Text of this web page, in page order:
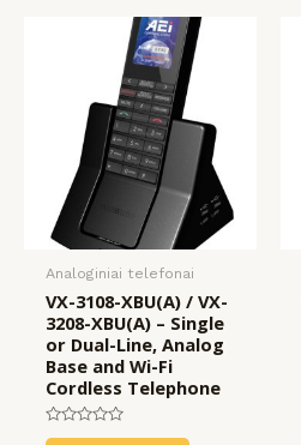
Analoginiai telefonai
VX-3108-XBU(A) / VX-
3208-XBU(A) – Single
or Dual-Line, Analog
Base and Wi-Fi
Cordless Telephone
Rated